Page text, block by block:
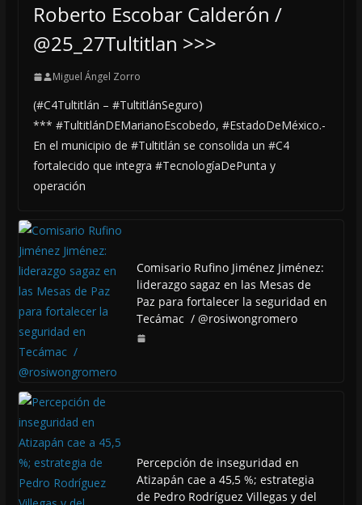
Roberto Escobar Calderón /
@25_27Tultitlan >>>
Miguel Ángel Zorro
(#C4Tultitlán – #TultitlánSeguro)
*** #TultitlánDEMarianoEscobedo, #EstadoDeMéxico.-
En el municipio de #Tultitlán se consolida un #C4
fortalecido que integra #TecnologíaDePunta y
operación
Comisario Rufino Jiménez Jiménez:
liderazgo sagaz en las Mesas de
Paz para fortalecer la seguridad en
Tecámac / @rosiwongromero
Percepción de inseguridad en
Atizapán cae a 45,5 %; estrategia
de Pedro Rodríguez Villegas y del